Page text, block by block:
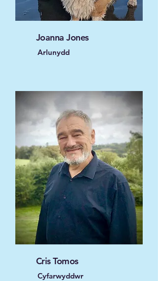
Joanna Jones
Arlunydd
Cris Tomos
Cyfarwyddwr